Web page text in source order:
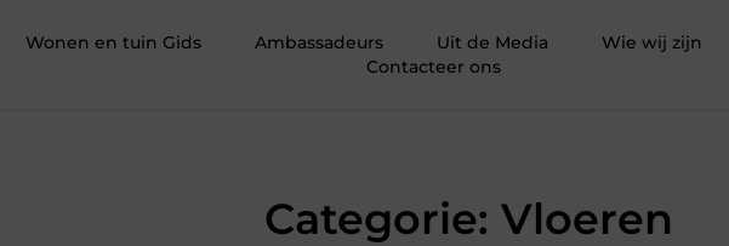
Wonen en tuin Gids Ambassadeurs Uit de Media Wie wij zijn
Contacteer ons
Categorie: Vloeren